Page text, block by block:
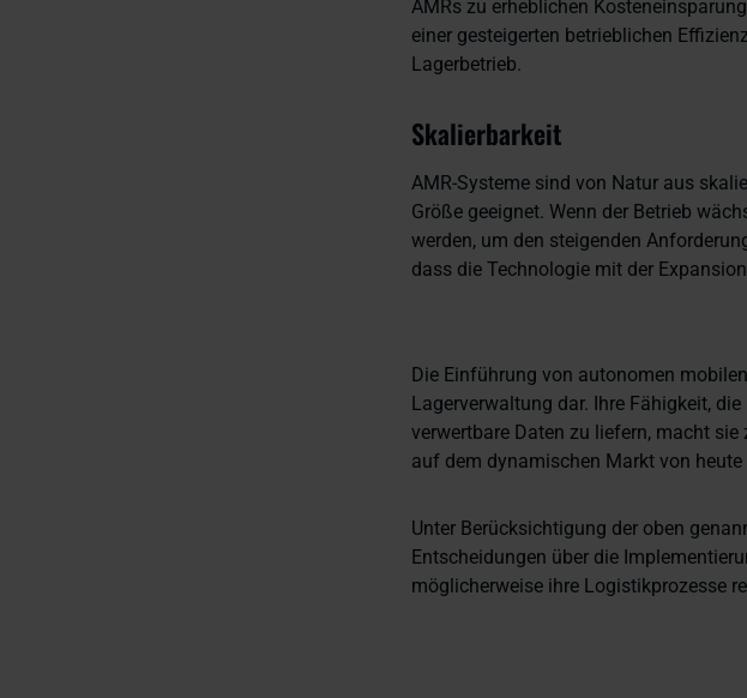
AMRs zu erheblichen
einer gesteigerten betrieblichen
Lagerbetrieb.
Skalierbarkeit
AMR-Systeme sind von Natur aus
Größe geeignet. Wenn der Betrieb
werden, um den steigenden
dass die Technologie mit der
Die Einführung von autonomen
Lagerverwaltung dar. Ihre Fähigkeit,
verwertbare Daten zu liefern, macht
auf dem dynamischen Markt von
Unter Berücksichtigung der oben
Entscheidungen über die
möglicherweise ihre Logistikprozesse